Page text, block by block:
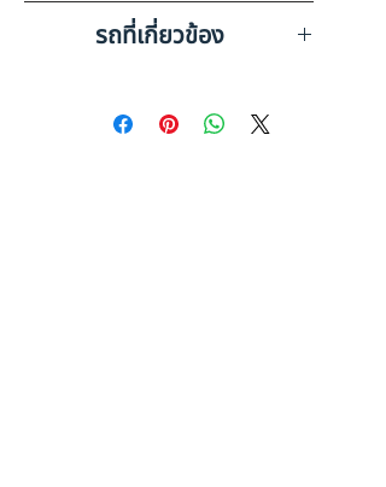
เบอร์ติดต่อฝ่ายขาย 098-253-
5968 หรือ 061-386-4375
รถที่เกี่ยวข้อง
มดั๊มพ์ (2013) HO31-6790046